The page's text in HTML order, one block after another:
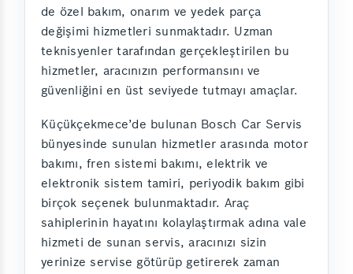
de özel bakım, onarım ve yedek parça
değişimi hizmetleri sunmaktadır. Uzman
teknisyenler tarafından gerçekleştirilen bu
hizmetler, aracınızın performansını ve
güvenliğini en üst seviyede tutmayı amaçlar.
Küçükçekmece’de bulunan Bosch Car Servis
bünyesinde sunulan hizmetler arasında motor
bakımı, fren sistemi bakımı, elektrik ve
elektronik sistem tamiri, periyodik bakım gibi
birçok seçenek bulunmaktadır. Araç
sahiplerinin hayatını kolaylaştırmak adına vale
hizmeti de sunan servis, aracınızı sizin
yerinize servise götürüp getirerek zaman